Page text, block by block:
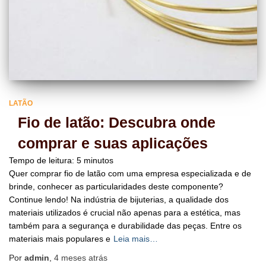
LATÃO
Fio de latão: Descubra onde
comprar e suas aplicações
Tempo de leitura: 5 minutos
Quer comprar fio de latão com uma empresa especializada e de
brinde, conhecer as particularidades deste componente?
Continue lendo! Na indústria de bijuterias, a qualidade dos
materiais utilizados é crucial não apenas para a estética, mas
também para a segurança e durabilidade das peças. Entre os
materiais mais populares e Leia mais…
Por admin 4 meses atrás